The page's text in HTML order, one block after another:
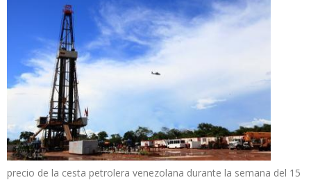
precio de la cesta petrolera venezolana durante la semana del 15